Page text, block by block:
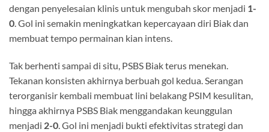
dengan penyelesaian klinis untuk mengubah skor menjadi 1-
0. Gol ini semakin meningkatkan kepercayaan diri Biak dan
membuat tempo permainan kian intens.
Tak berhenti sampai di situ, PSBS Biak terus menekan.
Tekanan konsisten akhirnya berbuah gol kedua. Serangan
terorganisir kembali membuat lini belakang PSIM kesulitan,
hingga akhirnya PSBS Biak menggandakan keunggulan
menjadi 2-0. Gol ini menjadi bukti efektivitas strategi dan